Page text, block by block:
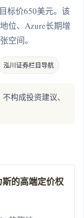
标价650美元。该
位、Azure长期增
空间。
泓川证券栏目导航
构成投资建议、
的高端定价权